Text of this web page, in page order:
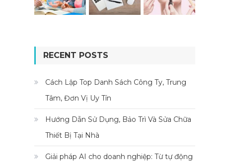
RECENT POSTS
Cách Lập Top Danh Sách Công Ty, Trung
Tâm, Đơn Vị Uy Tín
Hướng Dẫn Sử Dụng, Bảo Trì Và Sửa Chữa
Thiết Bị Tại Nhà
Giải pháp AI cho doanh nghiệp: Từ tự động